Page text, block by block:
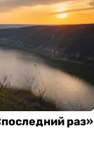
раз»